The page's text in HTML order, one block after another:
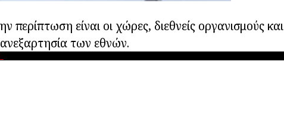
περίπτωση είναι οι χώρες, διεθνείς οργανισμούς και
των εθνών.